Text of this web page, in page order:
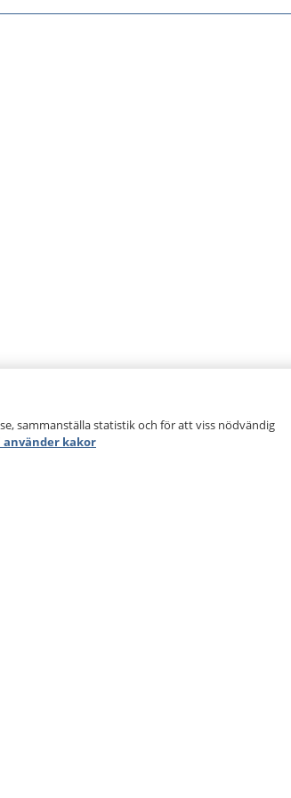
sammanställa statistik och för att viss nödvändig
använder kakor